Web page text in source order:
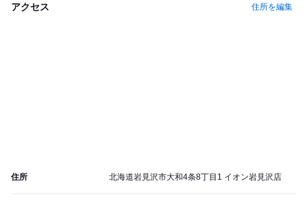
アクセス 住所を編集
住所 北海道岩見沢市大和4条8丁目1 イオン岩見沢店